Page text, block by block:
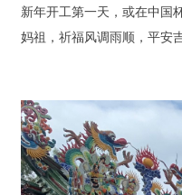
新年开工第一天，或在中国
妈祖，祈福风调雨顺，平安